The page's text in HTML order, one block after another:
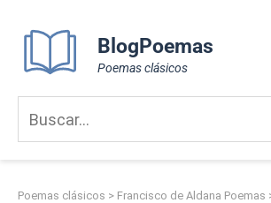
content
BlogPoemas
Poemas clásicos
Poemas clásicos > Francisco de Aldana Poemas